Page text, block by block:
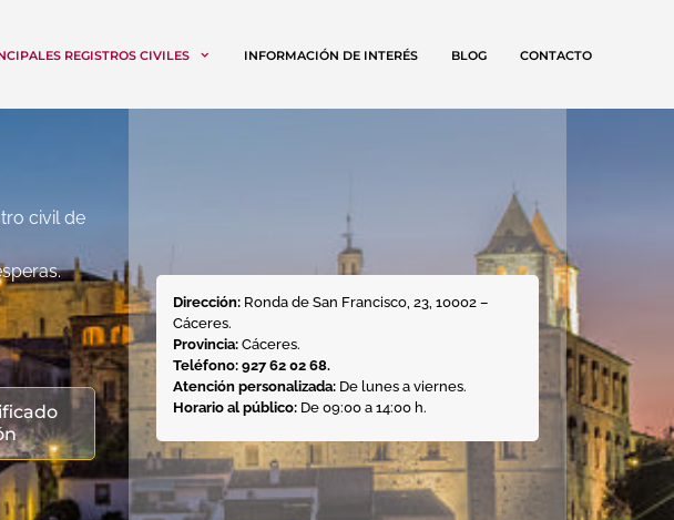
REGISTROS CIVILES INFORMACIÓN DE INTERÉS BLOG CONTACTO
civil de
Dirección: Ronda de San Francisco, 23, 10002 –
Cáceres.
Provincia: Cáceres.
Teléfono: 927 62 02 68.
Atención personalizada: De lunes a viernes.
Horario al público: De 09:00 a 14:00 h.